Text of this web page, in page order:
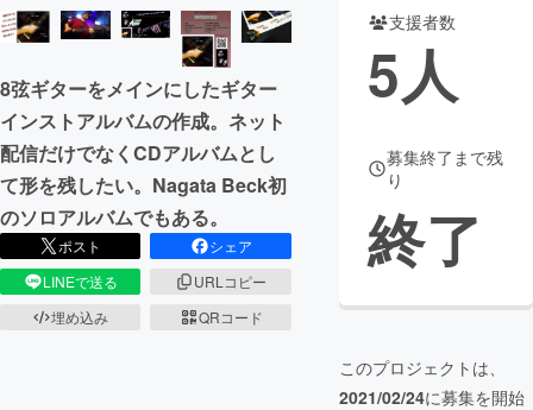
CAMPFIREふるさと納税machi-ya コミュニティ
8弦ギターをメインにしたギター
インストアルバムの作成。ネット
配信だけでなくCDアルバムとし
て形を残したい。Nagata Beck初
のソロアルバムでもある。
ポスト
シェア
LINEで送る
URLコピー
埋め込み
QRコード
支援者数
5人
募集終了まで残
り
終了
このプロジェクトは、
2021/02/24に募集を開始